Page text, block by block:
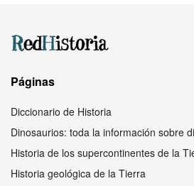
Páginas
Diccionario de Historia
Dinosaurios: toda la información sobre
Historia de los supercontinentes de la
Historia geológica de la Tierra